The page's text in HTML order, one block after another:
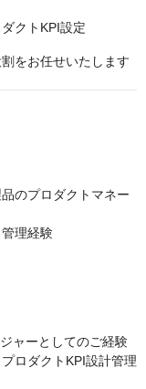
クトKPI設定
をお任せいたします
のプロダクトマネー
理経験
ャーとしてのご経験
ロダクトKPI設計管理